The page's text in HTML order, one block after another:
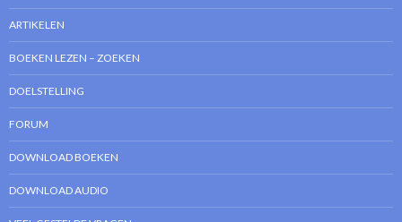
ARTIKELEN
BOEKEN LEZEN – ZOEKEN
DOELSTELLING
FORUM
DOWNLOAD BOEKEN
DOWNLOAD AUDIO